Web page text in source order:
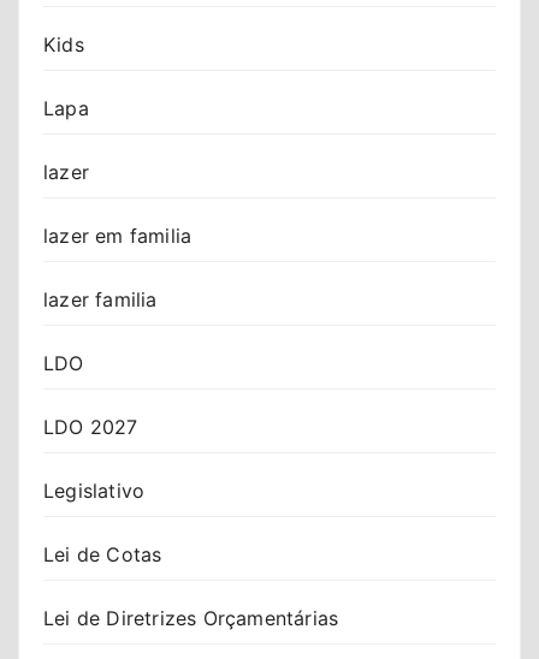
Kids
Lapa
lazer
lazer em familia
lazer familia
LDO
LDO 2027
Legislativo
Lei de Cotas
Lei de Diretrizes Orçamentárias